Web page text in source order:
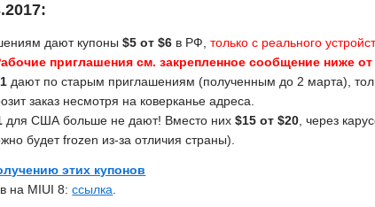
дают купоны$5 от $6 в РФ,только с реального
приглашения см. закрепленное сообщение ниже
дают по старым приглашениям (полученным до 2 марта),
заказ несмотря на коверканье адреса.
для США больше не дают! Вместо них$15 от $20 , через
будет frozen из-за отличия страны).
этих купонов
на MIUI 8:ссылка